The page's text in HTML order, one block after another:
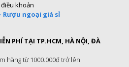
khoản
Rượu ngoại giá sỉ
PHÍ TẠI TP.HCM, HÀ NỘI, ĐÀ
hàng từ 1000.000đ trở lên